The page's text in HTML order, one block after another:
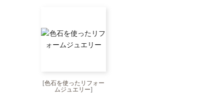
[色石を使ったリフォー
ムジュエリー]